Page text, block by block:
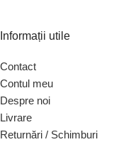
Informații utile
Contact
Contul meu
Despre noi
Livrare
Returnări / Schimburi